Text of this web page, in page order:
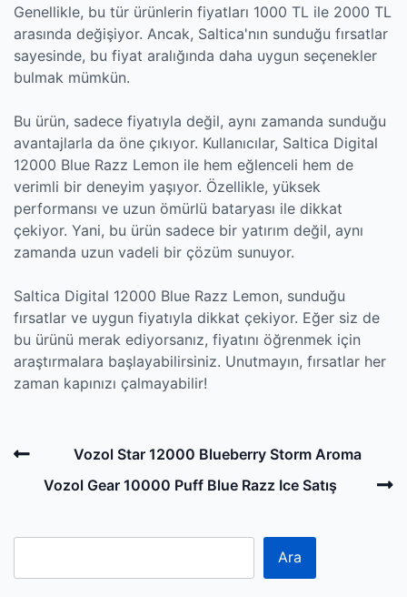
Genellikle, bu tür ürünlerin fiyatları 1000 TL ile 2000 TL
arasında değişiyor. Ancak, Saltica'nın sunduğu fırsatlar
sayesinde, bu fiyat aralığında daha uygun seçenekler
bulmak mümkün.
Bu ürün, sadece fiyatıyla değil, aynı zamanda sunduğu
avantajlarla da öne çıkıyor. Kullanıcılar, Saltica Digital
12000 Blue Razz Lemon ile hem eğlenceli hem de
verimli bir deneyim yaşıyor. Özellikle, yüksek
performansı ve uzun ömürlü bataryası ile dikkat
çekiyor. Yani, bu ürün sadece bir yatırım değil, aynı
zamanda uzun vadeli bir çözüm sunuyor.
Saltica Digital 12000 Blue Razz Lemon, sunduğu
fırsatlar ve uygun fiyatıyla dikkat çekiyor. Eğer siz de
bu ürünü merak ediyorsanız, fiyatını öğrenmek için
araştırmalara başlayabilirsiniz. Unutmayın, fırsatlar her
zaman kapınızı çalmayabilir!
Post
navigation
Previous Vozol Star 12000 Blueberry Storm Aroma
Vozol Gear 10000 Puff Blue Razz Ice Satış
Ara